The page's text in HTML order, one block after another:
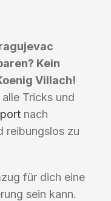
Kein
Villach!
Tricks und
nach
reibungslos zu
für dich eine
sein kann.